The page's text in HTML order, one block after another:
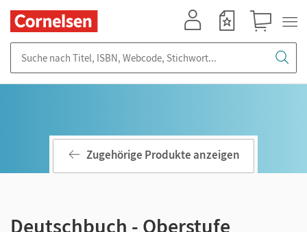
Zugehörige Produkte anzeigen
Deutschbuch - Oberstufe